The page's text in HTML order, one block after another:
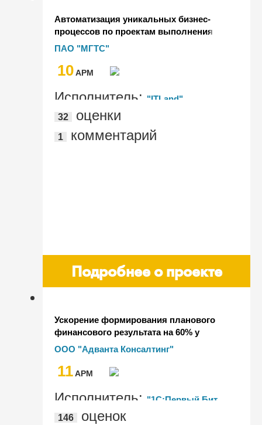
Автоматизация уникальных бизнес-
процессов по проектам выполнения
производственных объемов и
Управление проектами КОРП"
ПАО "МГТС"
10AРМ
Исполнитель: "ITLand"
32
оценки
1 комментарий
Подробнее о проекте
Ускорение формирования планового
финансового результата на 60% у
разработчика программного
обеспечения для управления
проектами
ООО "Адванта Консалтинг"
11AРМ
Исполнитель: "1С:Первый Бит,
Екатеринбург, Проектный офис"
146 оценок